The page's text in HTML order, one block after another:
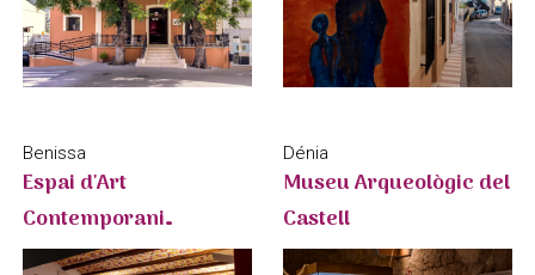
Benissa
Espai d'Art
Contemporani
Salvador Sòria
Dénia
Museu Arqueològic del
Castell